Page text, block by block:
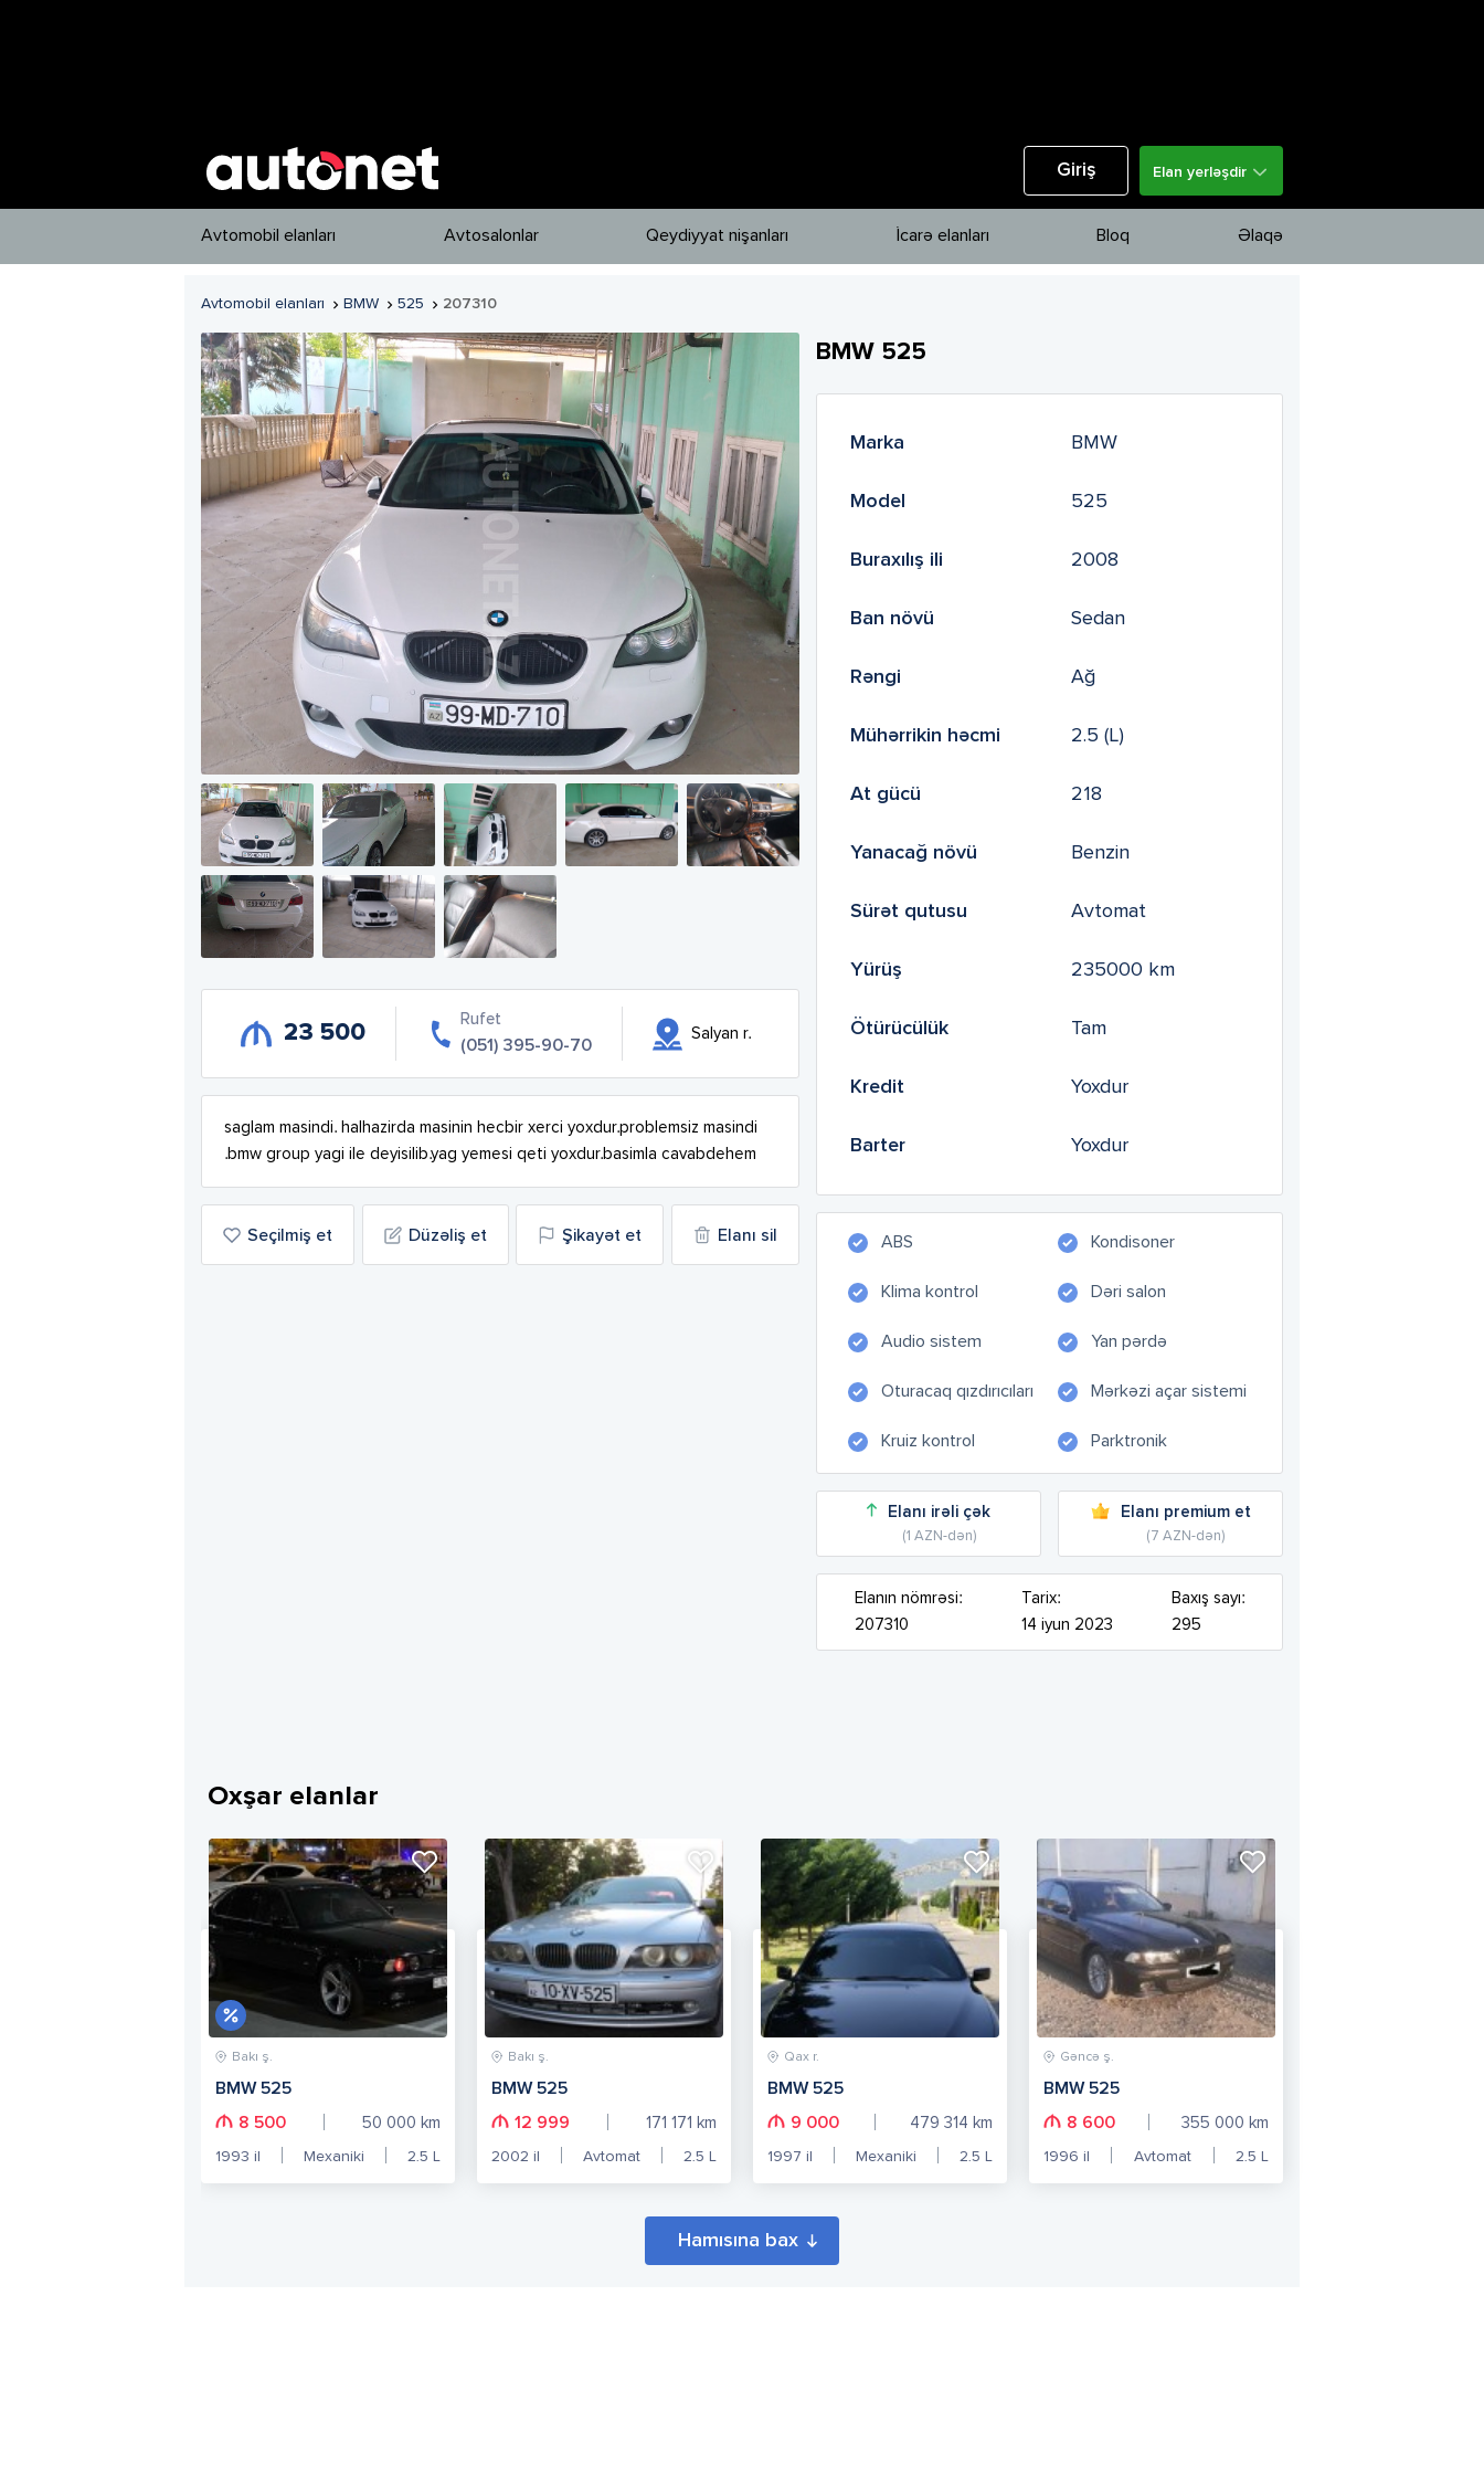
Giriş Elan yerləşdir
Avtomobil elanları Avtosalonlar Qeydiyyat nişanları İcarə elanları Bloq Əlaqə
Avtomobil elanları  BMW  525  207310
23 500
Rufet
(051) 395-90-70
Salyan r.
saglam masindi. halhazirda masinin hecbir xerci yoxdur.problemsiz masindi
.bmw group yagi ile deyisilib.yag yemesi qeti yoxdur.basimla cavabdehem
Seçilmiş et Düzəliş et Şikayət et Elanı sil
BMW 525
Marka BMW
Model 525
Buraxılış ili 2008
Ban növü Sedan
Rəngi Ağ
Mühərrikin həcmi 2.5 (L)
At gücü 218
Yanacağ növü Benzin
Sürət qutusu Avtomat
Yürüş 235000 km
Ötürücülük Tam
Kredit Yoxdur
Barter Yoxdur
ABS Kondisoner
Klima kontrol Dəri salon
Audio sistem Yan pərdə
Oturacaq qızdırıcıları Mərkəzi açar sistemi
Kruiz kontrol Parktronik
Elanı irəli çək
(1 AZN-dən)
Elanı premium et
(7 AZN-dən)
Elanın nömrəsi:
207310
Tarix:
14 iyun 2023
Baxış sayı:
295
Oxşar elanlar
Bakı ş.
BMW 525
8 500
50 000 km
1993 il Mexaniki 2.5 L
Bakı ş.
BMW 525
12 999
171 171 km
2002 il Avtomat 2.5 L
Qax r.
BMW 525
9 000
479 314 km
1997 il Mexaniki 2.5 L
Gəncə ş.
BMW 525
8 600
355 000 km
1996 il Avtomat 2.5 L
Hamısına bax